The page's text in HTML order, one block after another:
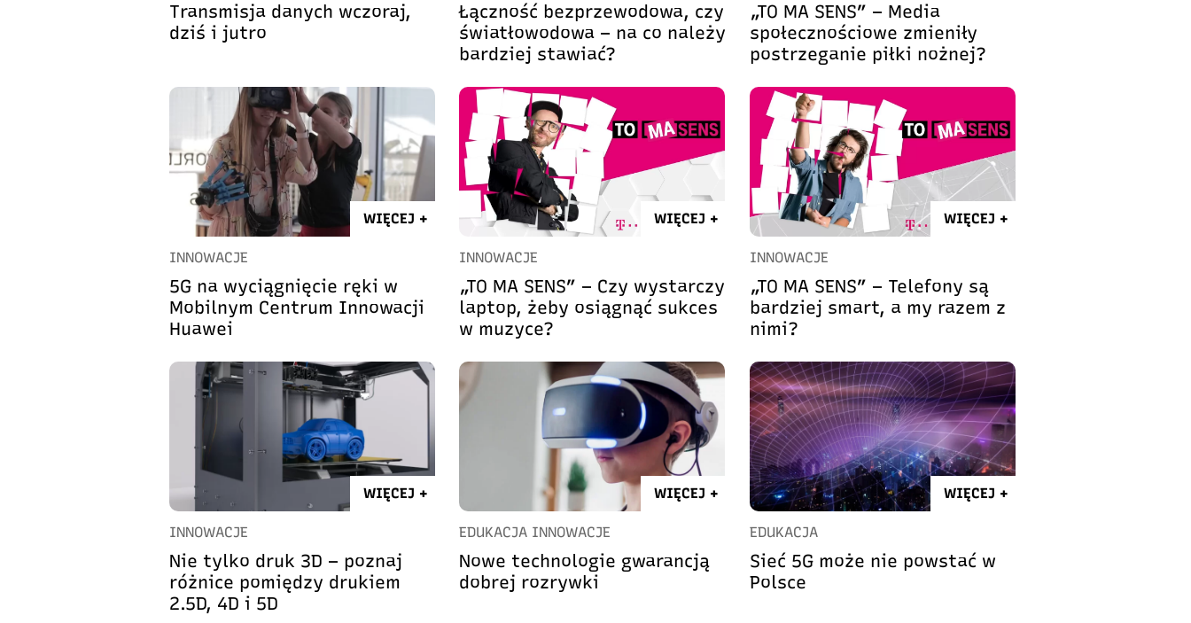
Transmisja danych wczoraj,
dziś i jutro
Łączność bezprzewodowa, czy
światłowodowa – na co należy
bardziej stawiać?
„TO MA SENS” – Media
społecznościowe zmieniły
postrzeganie piłki nożnej?
WIĘCEJ +
INNOWACJE
5G na wyciągnięcie ręki w
Mobilnym Centrum Innowacji
Huawei
WIĘCEJ +
INNOWACJE
„TO MA SENS” – Czy wystarczy
laptop, żeby osiągnąć sukces
w muzyce?
WIĘCEJ +
INNOWACJE
„TO MA SENS” – Telefony są
bardziej smart, a my razem z
nimi?
WIĘCEJ +
INNOWACJE
Nie tylko druk 3D – poznaj
różnice pomiędzy drukiem
2.5D, 4D i 5D
WIĘCEJ +
EDUKACJA INNOWACJE
Nowe technologie gwarancją
dobrej rozrywki
WIĘCEJ +
EDUKACJA
Sieć 5G może nie powstać w
Polsce